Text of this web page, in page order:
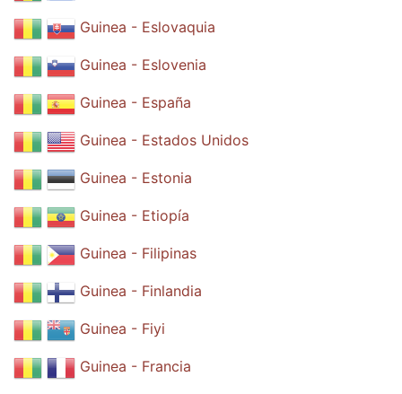
Guinea - Eslovaquia
Guinea - Eslovenia
Guinea - España
Guinea - Estados Unidos
Guinea - Estonia
Guinea - Etiopía
Guinea - Filipinas
Guinea - Finlandia
Guinea - Fiyi
Guinea - Francia